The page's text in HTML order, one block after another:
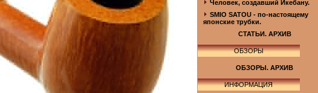
Человек, создавший Икебану.
SMIO SATOU - по-настоящему
японские трубки.
СТАТЬИ. АРХИВ
ОБЗОРЫ
ОБЗОРЫ. АРХИВ
ИНФОРМАЦИЯ